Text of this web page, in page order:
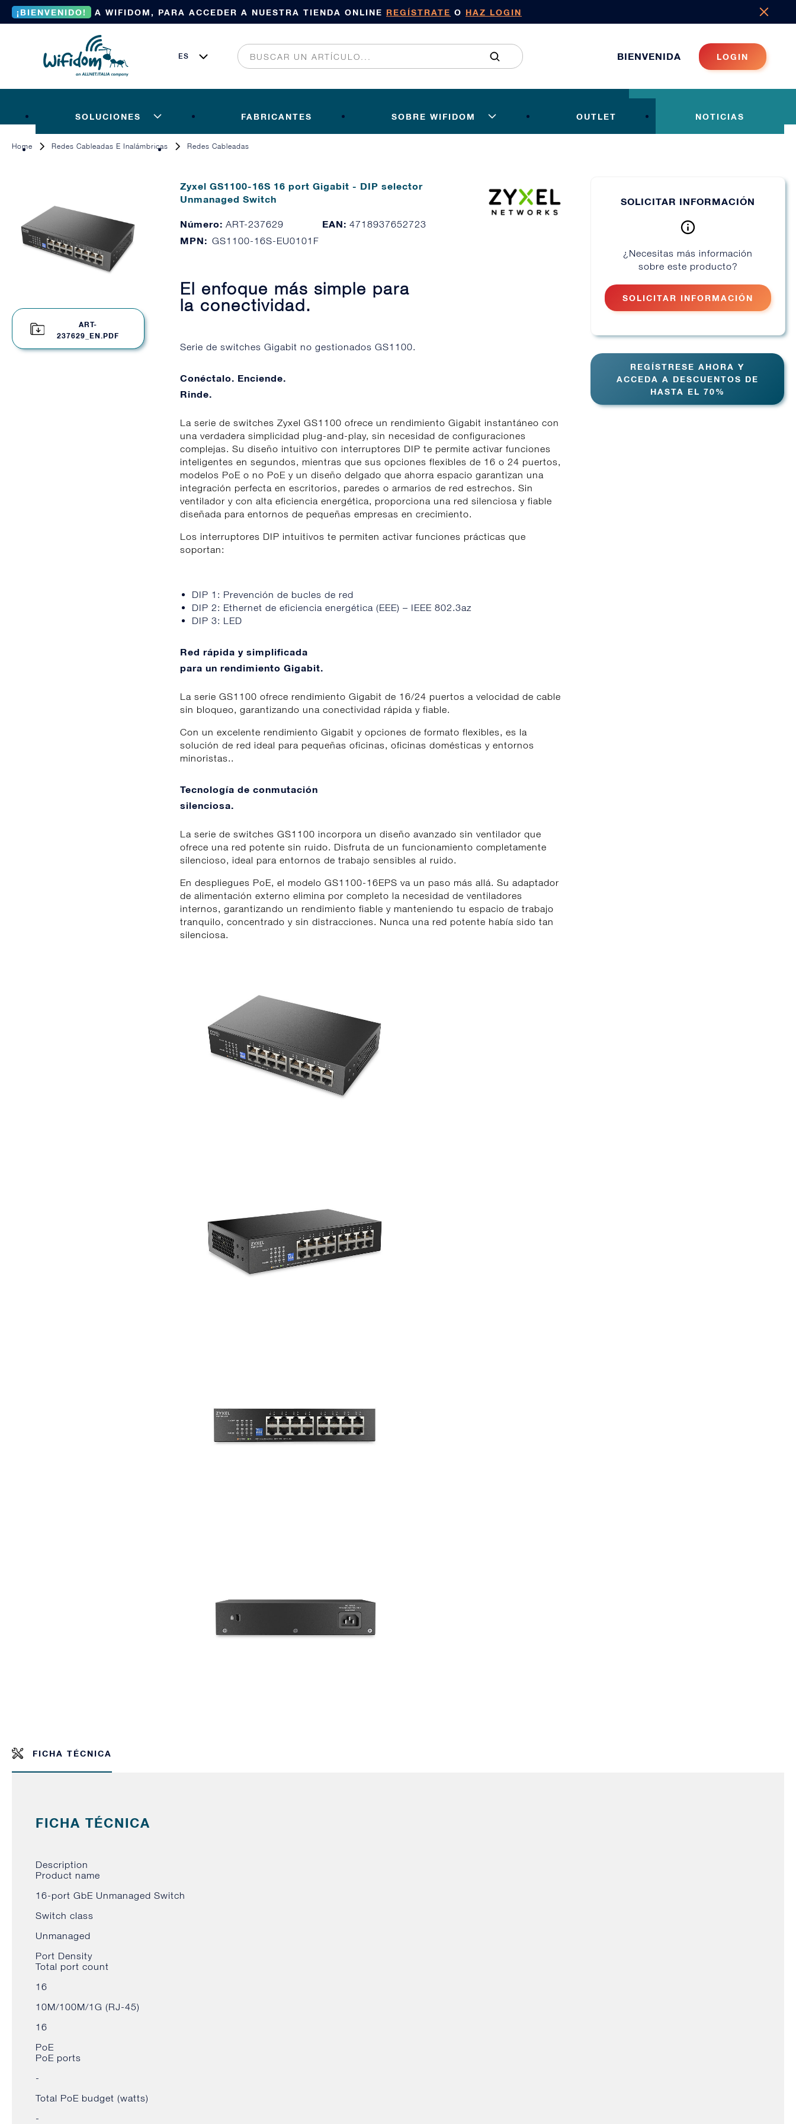
¡BIENVENIDO! A WIFIDOM, PARA ACCEDER A NUESTRA TIENDA ONLINE REGÍSTRATE O HAZ LOGIN
BIENVENIDA LOGIN
SOLUCIONES FABRICANTES SOBRE WIFIDOM OUTLET NOTICIAS
Home Redes Cableadas E Inalámbricas Redes Cableadas
ART-
237629_EN.PDF
Zyxel GS1100-16S 16 port Gigabit - DIP selector
Unmanaged Switch
Número:ART-237629 EAN: 4718937652723
MPN: GS1100-16S-EU0101F
El enfoque más simple para
la conectividad.
Serie de switches Gigabit no gestionados GS1100.
Conéctalo. Enciende.
Rinde.
La serie de switches Zyxel GS1100 ofrece un rendimiento Gigabit instantáneo con
una verdadera simplicidad plug-and-play, sin necesidad de configuraciones
complejas. Su diseño intuitivo con interruptores DIP te permite activar funciones
inteligentes en segundos, mientras que sus opciones flexibles de 16 o 24 puertos,
modelos PoE o no PoE y un diseño delgado que ahorra espacio garantizan una
integración perfecta en escritorios, paredes o armarios de red estrechos. Sin
ventilador y con alta eficiencia energética, proporciona una red silenciosa y fiable
diseñada para entornos de pequeñas empresas en crecimiento.
Los interruptores DIP intuitivos te permiten activar funciones prácticas que
soportan:
DIP 1: Prevención de bucles de red
DIP 2: Ethernet de eficiencia energética (EEE) – IEEE 802.3az
DIP 3: LED
Red rápida y simplificada
para un rendimiento Gigabit.
La serie GS1100 ofrece rendimiento Gigabit de 16/24 puertos a velocidad de cable
sin bloqueo, garantizando una conectividad rápida y fiable.
Con un excelente rendimiento Gigabit y opciones de formato flexibles, es la
solución de red ideal para pequeñas oficinas, oficinas domésticas y entornos
minoristas..
Tecnología de conmutación
silenciosa.
La serie de switches GS1100 incorpora un diseño avanzado sin ventilador que
ofrece una red potente sin ruido. Disfruta de un funcionamiento completamente
silencioso, ideal para entornos de trabajo sensibles al ruido.
En despliegues PoE, el modelo GS1100-16EPS va un paso más allá. Su adaptador
de alimentación externo elimina por completo la necesidad de ventiladores
internos, garantizando un rendimiento fiable y manteniendo tu espacio de trabajo
tranquilo, concentrado y sin distracciones. Nunca una red potente había sido tan
silenciosa.
SOLICITAR INFORMACIÓN
¿Necesitas más información
sobre este producto?
SOLICITAR INFORMACIÓN
REGÍSTRESE AHORA Y
ACCEDA A DESCUENTOS DE
HASTA EL 70%
FICHA TÉCNICA
FICHA TÉCNICA
Description
Product name
16-port GbE Unmanaged Switch
Switch class
Unmanaged
Port Density
Total port count
16
10M/100M/1G (RJ-45)
16
PoE
PoE ports
-
Total PoE budget (watts)
-